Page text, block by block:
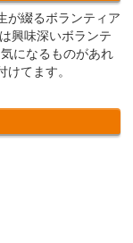
が綴るボランティア
興味深いボランテ
になるものがあれ
てます。